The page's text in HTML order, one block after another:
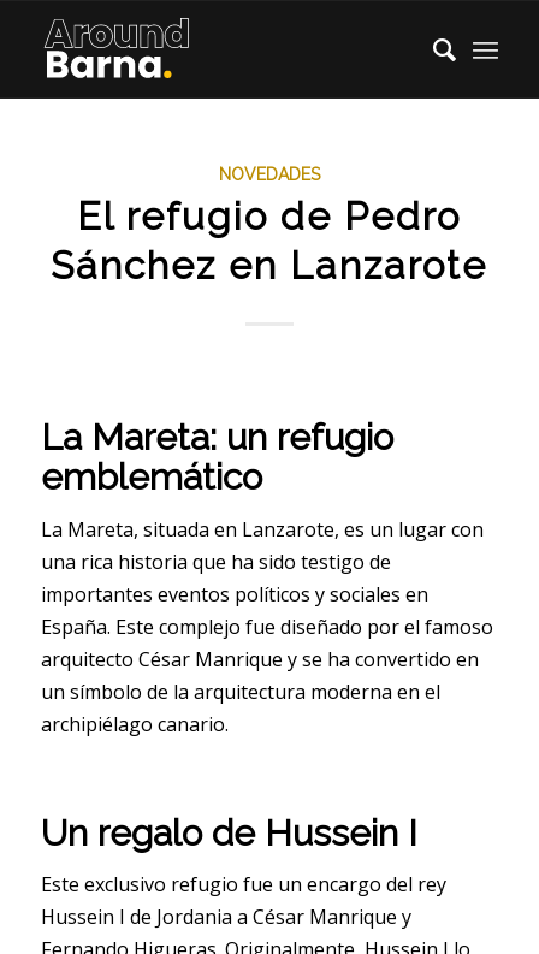
NOVEDADES
El refugio de Pedro
Sánchez en Lanzarote
La Mareta: un refugio
emblemático
La Mareta, situada en Lanzarote, es un lugar con
una rica historia que ha sido testigo de
importantes eventos políticos y sociales en
España. Este complejo fue diseñado por el famoso
arquitecto César Manrique y se ha convertido en
un símbolo de la arquitectura moderna en el
archipiélago canario.
Un regalo de Hussein I
Este exclusivo refugio fue un encargo del rey
Hussein I de Jordania a César Manrique y